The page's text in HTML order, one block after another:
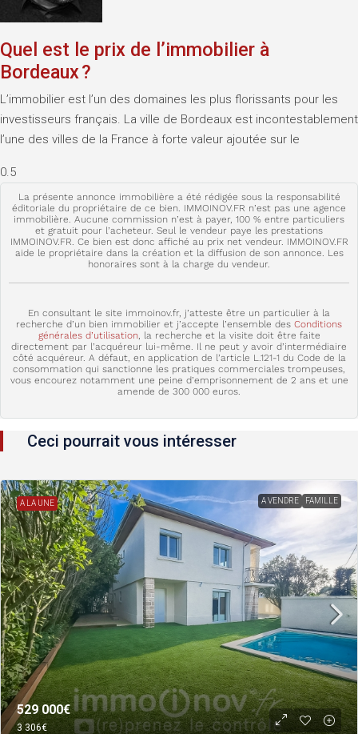
Quel est le prix de l’immobilier à
Bordeaux ?
L’immobilier est l’un des domaines les plus florissants pour les
investisseurs français. La ville de Bordeaux est incontestablement
l’une des villes de la France à forte valeur ajoutée sur le
La présente annonce immobilière a été rédigée sous la responsabilité
éditoriale du propriétaire de ce bien. IMMOINOV.FR n’est pas une agence
immobilière. Aucune commission n’est à payer, 100 % entre particuliers
et gratuit pour l’acheteur. Seul le vendeur paye les prestations
IMMOINOV.FR. Ce bien est donc affiché au prix net vendeur. IMMOINOV.FR
aide le propriétaire dans la création et la diffusion de son annonce. Les
honoraires sont à la charge du vendeur.
En consultant le site immoinov.fr, j’atteste être un particulier à la
recherche d’un bien immobilier et j’accepte l’ensemble des Conditions
générales d’utilisation, la recherche et la visite doit être faite
directement par l’acquéreur lui-même. Il ne peut y avoir d’intermédiaire
côté acquéreur. A défaut, en application de l’article L.121-1 du Code de la
consommation qui sanctionne les pratiques commerciales trompeuses,
vous encourez notamment une peine d’emprisonnement de 2 ans et une
amende de 300 000 euros.
Ceci pourrait vous intéresser
A LA UNE A VENDRE FAMILLE
529 000€
3 306€